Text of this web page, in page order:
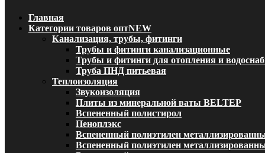
Главная
Категории товаров оптNEW
Канализация, трубы, фитинги
Трубы и фитинги канализационные
Трубы и фитинги для отопления и
Труба ПНД питьевая
Теплоизоляция
Звукоизоляция
Плиты из минеральной ваты BELTEP
Вспененный полистирол
Пеноплэкс
Вспененный полиэтилен
Вспененный полиэтилен